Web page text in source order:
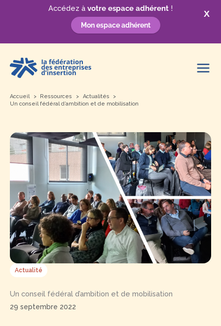
X
Accédez à votre espace adhérent !
Mon espace adhérent
contenu
Accueil Ressources
Actualités
Un conseil fédéral d’ambition et de mobilisation
Actualité
Un conseil fédéral d’ambition et de mobilisation
29 septembre 2022